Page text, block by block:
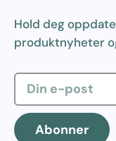
Hold deg
produktnyheter
Abonner